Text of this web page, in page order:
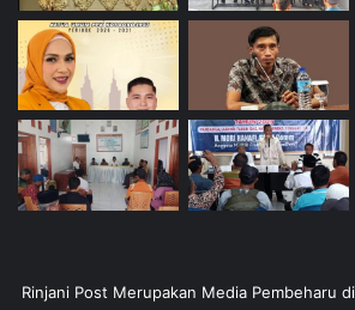
Rinjani Post Merupakan Media Pembeharu